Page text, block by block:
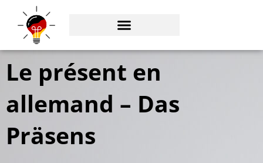
springen
Le présent en
allemand – Das
Präsens